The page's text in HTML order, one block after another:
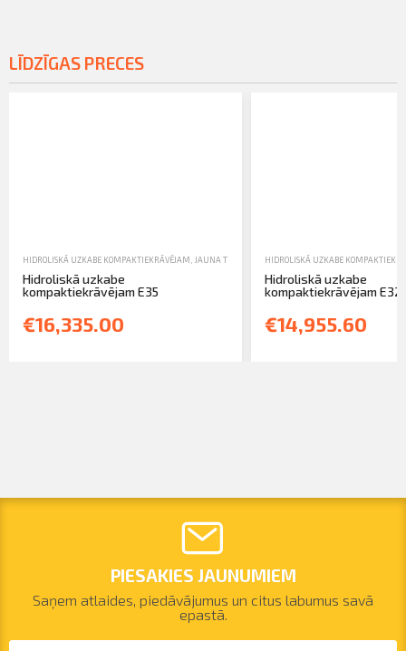
LĪDZĪGAS PRECES
HIDROLISKĀ UZKABE KOMPAKTIEKRĀVĒJAM JAUNA TEHNIKA TRAKTORTEHNIKAS UZKARES UN
Hidroliskā uzkabe
kompaktiekrāvējam E35
€16,335.00
HIDROLISKĀ UZKABE
Hidroliskā uzkabe
kompaktiekrāvējam E32
€14,955.60
PIESAKIES JAUNUMIEM
Saņem atlaides, piedāvājumus un citus labumus savā
epastā.